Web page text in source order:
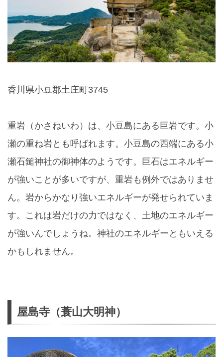
香川県小豆郡土庄町3745
重岩（かさねいわ）は、小豆島にある巨岩です。小
瀬の重ね岩とも呼ばれます。小豆島の西端にある小
瀬石鎚神社の御神体のようです。巨石はエネルギー
が強いことが多いですが、重岩も例外ではありませ
ん。岩からかなり強いエネルギーが発せられていま
す。これは岩だけの力ではなく、土地のエネルギー
が強いんでしょうね。神社のエネルギーともいえる
かもしれません。
屋島寺（蓑山大明神）